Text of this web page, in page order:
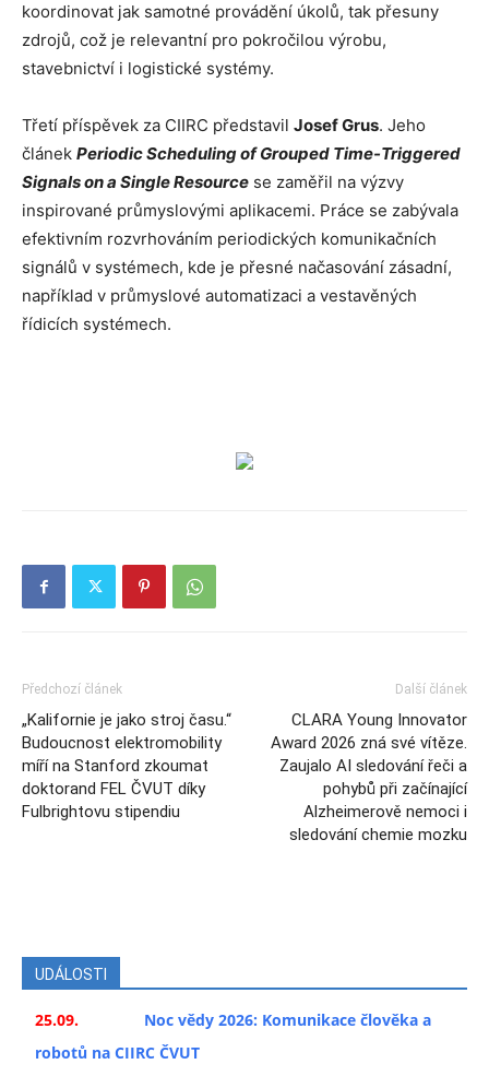
koordinovat jak samotné provádění úkolů, tak přesuny
zdrojů, což je relevantní pro pokročilou výrobu,
stavebnictví i logistické systémy.
Třetí příspěvek za CIIRC představil Josef Grus. Jeho
článek Periodic Scheduling of Grouped Time-Triggered
Signals on a Single Resource se zaměřil na výzvy
inspirované průmyslovými aplikacemi. Práce se zabývala
efektivním rozvrhováním periodických komunikačních
signálů v systémech, kde je přesné načasování zásadní,
například v průmyslové automatizaci a vestavěných
řídicích systémech.
Předchozí článek
„Kalifornie je jako stroj času.“
Budoucnost elektromobility
míří na Stanford zkoumat
doktorand FEL ČVUT díky
Fulbrightovu stipendiu
Další článek
CLARA Young Innovator
Award 2026 zná své vítěze.
Zaujalo AI sledování řeči a
pohybů při začínající
Alzheimerově nemoci i
sledování chemie mozku
UDÁLOSTI
25.09.
Noc vědy 2026: Komunikace člověka a
robotů na CIIRC ČVUT